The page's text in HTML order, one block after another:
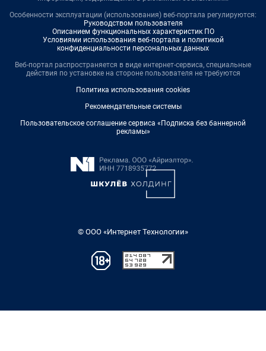
Особенности эксплуатации (использования) веб-портала регулируются:
Руководством пользователя
Описанием функциональных характеристик ПО
Условиями использования веб-портала и политикой
конфиденциальности персональных данных
Веб-портал распространяется в виде интернет-сервиса, специальные
действия по установке на стороне пользователя не требуются
Политика использования cookies
Рекомендательные системы
Пользовательское соглашение сервиса «Подписка без баннерной
рекламы»
© ООО «Интернет Технологии»